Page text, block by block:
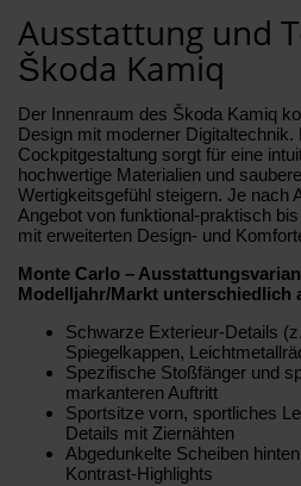
Ausstattung und
Škoda Kamiq
Der Innenraum des Škoda Kamiq
Design mit moderner
Cockpitgestaltung sorgt für eine
hochwertige Materialien und
Wertigkeitsgefühl steigern. Je nach
Angebot von funktional-praktisch
mit erweiterten Design- und
Monte Carlo –
Modelljahr/Markt unterschiedlich
Schwarze Exterieur-Details
Spiegelkappen,
Spezifische Stoßfänger und
markanteren Auftritt
Sportsitze vorn, sportliches
Details mit Ziernähten
Abgedunkelte Scheiben
Kontrast-Highlights